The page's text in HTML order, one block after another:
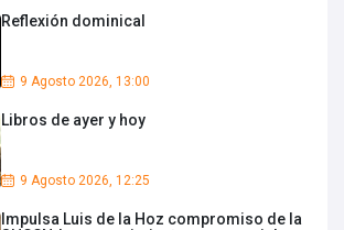
Reflexión dominical
9 Agosto 2026, 13:00
Libros de ayer y hoy
9 Agosto 2026, 12:25
Impulsa Luis de la Hoz compromiso de la